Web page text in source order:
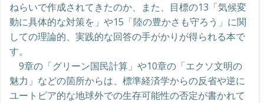
ねらいで作成されてきたのか、また、目標の13「気候変
動に具体的な対策を」や15「陸の豊かさも守ろう」に関
しての理論的、実践的な回答の手がかりが得られる本で
す。
9章の「グリーン国民計算」や10章の「エクソ文明の
魅力」などの箇所からは、標準経済学からの反省や逆に
ユートピア的な地球外での生存可能性の否定が書かれて